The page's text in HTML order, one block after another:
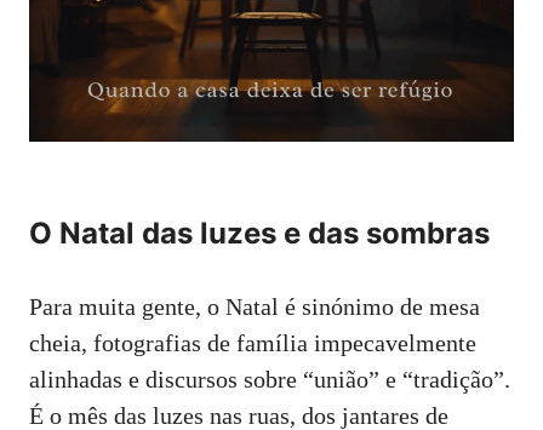
O Natal das luzes e das sombras
Para muita gente, o Natal é sinónimo de mesa
cheia, fotografias de família impecavelmente
alinhadas e discursos sobre “união” e “tradição”.
É o mês das luzes nas ruas, dos jantares de